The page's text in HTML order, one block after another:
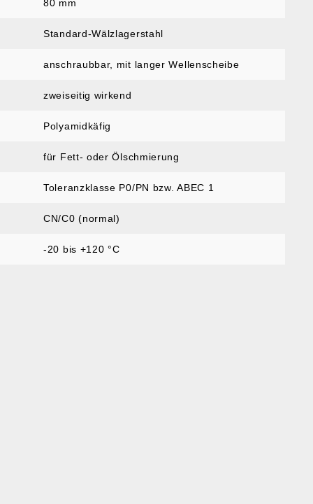
80 mm
Standard-Wälzlagerstahl
anschraubbar, mit langer Wellenscheibe
zweiseitig wirkend
Polyamidkäfig
für Fett- oder Ölschmierung
Toleranzklasse P0/PN bzw. ABEC 1
CN/C0 (normal)
-20 bis +120 °C